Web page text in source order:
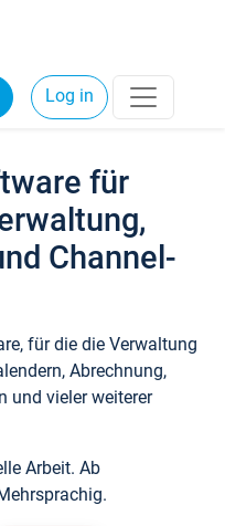
Log in
für
Channel-
für die die Verwaltung
Abrechnung,
und vieler weiterer
Arbeit. Ab